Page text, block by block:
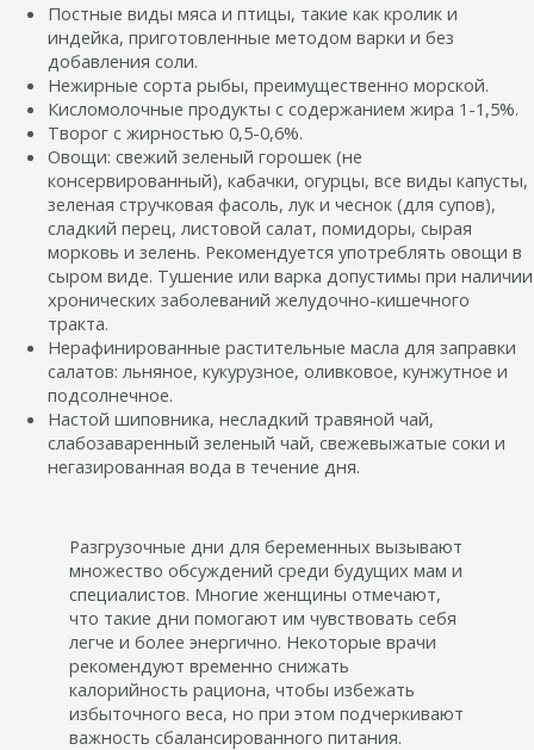
Постные виды мяса и птицы, такие как кролик и
индейка, приготовленные методом варки и без
добавления соли.
Нежирные сорта рыбы, преимущественно морской.
Кисломолочные продукты с содержанием жира 1-1,5%.
Творог с жирностью 0,5-0,6%.
Овощи: свежий зеленый горошек (не
консервированный), кабачки, огурцы, все виды капусты,
зеленая стручковая фасоль, лук и чеснок (для супов),
сладкий перец, листовой салат, помидоры, сырая
морковь и зелень. Рекомендуется употреблять овощи в
сыром виде. Тушение или варка допустимы при наличии
хронических заболеваний желудочно-кишечного
тракта.
Нерафинированные растительные масла для заправки
салатов: льняное, кукурузное, оливковое, кунжутное и
подсолнечное.
Настой шиповника, несладкий травяной чай,
слабозаваренный зеленый чай, свежевыжатые соки и
негазированная вода в течение дня.
Разгрузочные дни для беременных вызывают
множество обсуждений среди будущих мам и
специалистов. Многие женщины отмечают,
что такие дни помогают им чувствовать себя
легче и более энергично. Некоторые врачи
рекомендуют временно снижать
калорийность рациона, чтобы избежать
избыточного веса, но при этом подчеркивают
важность сбалансированного питания.